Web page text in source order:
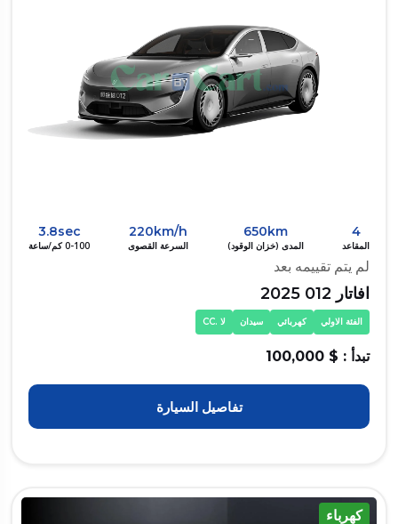
4
المقاعد
650km
المدى (خزان الوقود)
220km/h
السرعة القصوى
3.8sec
0-100 كم/ساعة
لم يتم تقييمه بعد
افاتار 012 2025
الفئة الاولي كهربائي سيدان لا .CC
تبدأ : $ 100,000
تفاصيل السيارة
كهرباء